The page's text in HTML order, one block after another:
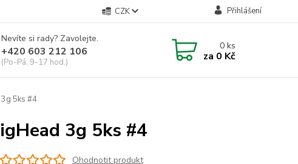
CZK Přihlášení
Nevíte si rady? Zavolejte.
+420 603 212 106
(Po-Pá, 9-17 hod.)
0ks
za 0 Kč
3g 5ks #4
3g 5ks #4
Ohodnotit produkt